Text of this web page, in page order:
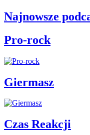
Najnowsze
Pro-rock
Giermasz
Czas Reakcji